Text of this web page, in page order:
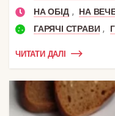
НА ОБІД ,
НА
ГАРЯЧІ СТРАВИ ,
ЧИТАТИ ДАЛІ